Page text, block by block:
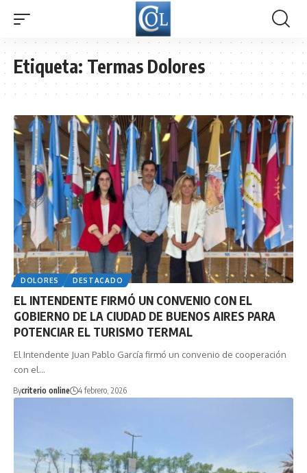
Etiqueta:Termas Dolores
DOLORES DESTACADO
EL INTENDENTE FIRMÓ UN CONVENIO CON EL
GOBIERNO DE LA CIUDAD DE BUENOS AIRES PARA
POTENCIAR EL TURISMO TERMAL
El Intendente Juan Pablo García firmó un convenio de cooperación
con el…
Bycriterio online 4 febrero, 2026